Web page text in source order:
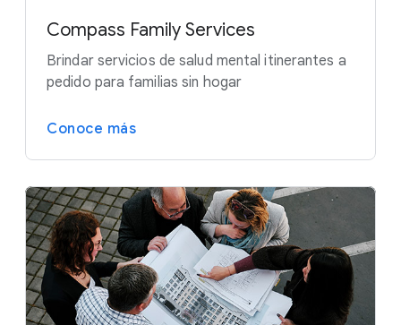
Compass Family Services
Brindar servicios de salud mental itinerantes a
pedido para familias sin hogar
Conoce más